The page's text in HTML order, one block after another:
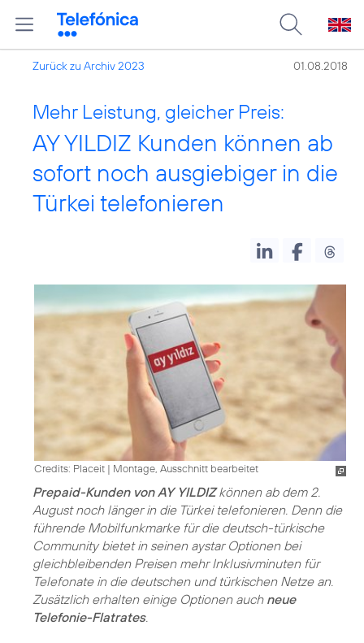
Zurück zu Archiv 2023 01.08.2018
Mehr Leistung, gleicher Preis:
AY YILDIZ Kunden können ab
sofort noch ausgiebiger in die
Türkei telefonieren
Credits: Placeit | Montage, Ausschnitt bearbeitet
Prepaid-Kunden von AY YILDIZkönnen ab dem 2.
August noch länger in die Türkei telefonieren. Denn die
führende Mobilfunkmarke für die deutsch-türkische
Community bietet in seinen aystar Optionen bei
gleichbleibenden Preisen mehr Inklusivminuten für
Telefonate in die deutschen und türkischen Netze an.
Zusätzlich erhalten einige Optionen auch neue
Telefonie-Flatrates.